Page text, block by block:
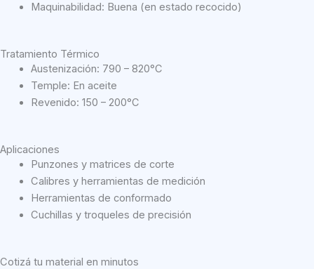
Maquinabilidad: Buena (en estado recocido)
Tratamiento Térmico
Austenización: 790 – 820°C
Temple: En aceite
Revenido: 150 – 200°C
Aplicaciones
Punzones y matrices de corte
Calibres y herramientas de medición
Herramientas de conformado
Cuchillas y troqueles de precisión
Cotizá tu material en minutos